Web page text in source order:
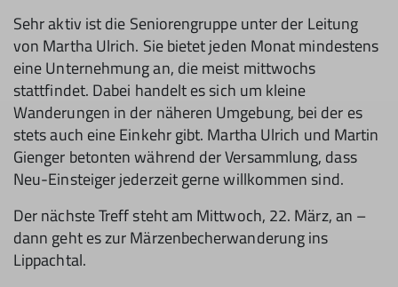
Sehr aktiv ist die Seniorengruppe unter der Leitung
von Martha Ulrich. Sie bietet jeden Monat mindestens
eine Unternehmung an, die meist mittwochs
stattfindet. Dabei handelt es sich um kleine
Wanderungen in der näheren Umgebung, bei der es
stets auch eine Einkehr gibt. Martha Ulrich und Martin
Gienger betonten während der Versammlung, dass
Neu-Einsteiger jederzeit gerne willkommen sind.
Der nächste Treff steht am Mittwoch, 22. März, an –
dann geht es zur Märzenbecherwanderung ins
Lippachtal.